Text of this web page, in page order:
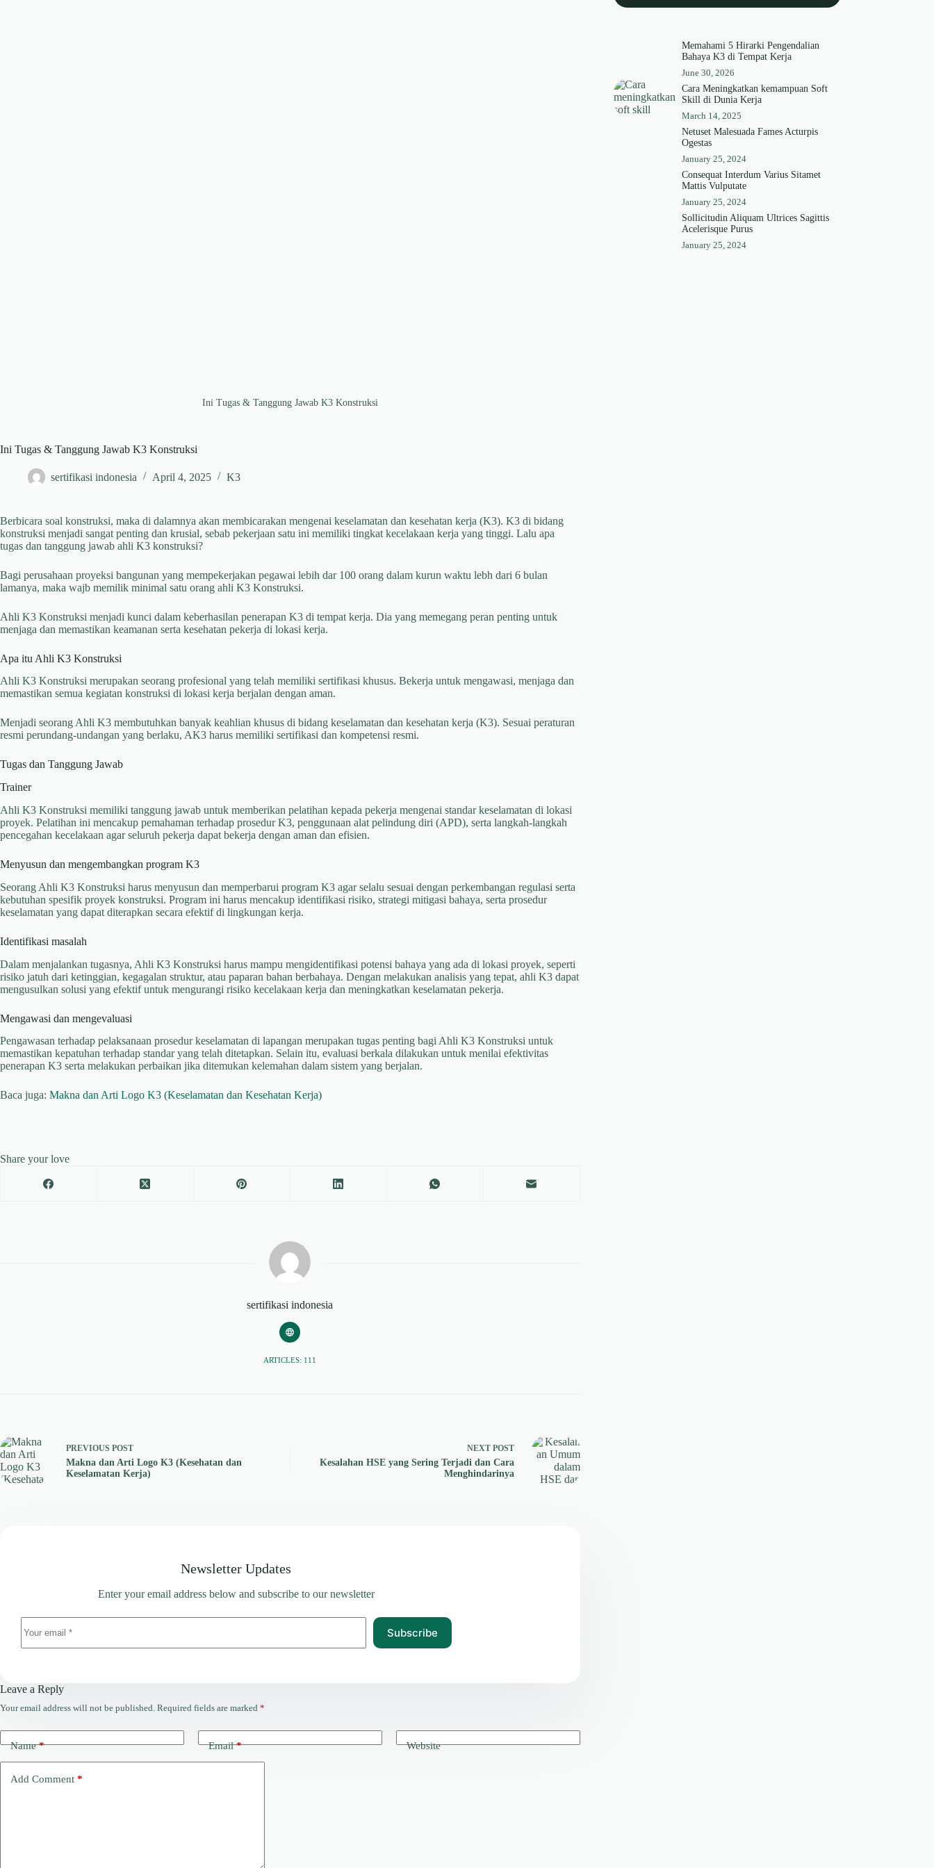
Ini Tugas & Tanggung Jawab K3 Konstruksi
Ini Tugas & Tanggung Jawab K3 Konstruksi
sertifikasi indonesia April 4, 2025 K3
Berbicara soal konstruksi, maka di dalamnya akan membicarakan mengenai keselamatan dan kesehatan kerja (K3). K3 di bidang
konstruksi menjadi sangat penting dan krusial, sebab pekerjaan satu ini memiliki tingkat kecelakaan kerja yang tinggi. Lalu apa
tugas dan tanggung jawab ahli K3 konstruksi?
Bagi perusahaan proyeksi bangunan yang mempekerjakan pegawai lebih dar 100 orang dalam kurun waktu lebh dari 6 bulan
lamanya, maka wajb memilik minimal satu orang ahli K3 Konstruksi.
Ahli K3 Konstruksi menjadi kunci dalam keberhasilan penerapan K3 di tempat kerja. Dia yang memegang peran penting untuk
menjaga dan memastikan keamanan serta kesehatan pekerja di lokasi kerja.
Apa itu Ahli K3 Konstruksi
Ahli K3 Konstruksi merupakan seorang profesional yang telah memiliki sertifikasi khusus. Bekerja untuk mengawasi, menjaga dan
memastikan semua kegiatan konstruksi di lokasi kerja berjalan dengan aman.
Menjadi seorang Ahli K3 membutuhkan banyak keahlian khusus di bidang keselamatan dan kesehatan kerja (K3). Sesuai peraturan
resmi perundang-undangan yang berlaku, AK3 harus memiliki sertifikasi dan kompetensi resmi.
Tugas dan Tanggung Jawab
Trainer
Ahli K3 Konstruksi memiliki tanggung jawab untuk memberikan pelatihan kepada pekerja mengenai standar keselamatan di lokasi
proyek. Pelatihan ini mencakup pemahaman terhadap prosedur K3, penggunaan alat pelindung diri (APD), serta langkah-langkah
pencegahan kecelakaan agar seluruh pekerja dapat bekerja dengan aman dan efisien.
Menyusun dan mengembangkan program K3
Seorang Ahli K3 Konstruksi harus menyusun dan memperbarui program K3 agar selalu sesuai dengan perkembangan regulasi serta
kebutuhan spesifik proyek konstruksi. Program ini harus mencakup identifikasi risiko, strategi mitigasi bahaya, serta prosedur
keselamatan yang dapat diterapkan secara efektif di lingkungan kerja.
Identifikasi masalah
Dalam menjalankan tugasnya, Ahli K3 Konstruksi harus mampu mengidentifikasi potensi bahaya yang ada di lokasi proyek, seperti
risiko jatuh dari ketinggian, kegagalan struktur, atau paparan bahan berbahaya. Dengan melakukan analisis yang tepat, ahli K3 dapat
mengusulkan solusi yang efektif untuk mengurangi risiko kecelakaan kerja dan meningkatkan keselamatan pekerja.
Mengawasi dan mengevaluasi
Pengawasan terhadap pelaksanaan prosedur keselamatan di lapangan merupakan tugas penting bagi Ahli K3 Konstruksi untuk
memastikan kepatuhan terhadap standar yang telah ditetapkan. Selain itu, evaluasi berkala dilakukan untuk menilai efektivitas
penerapan K3 serta melakukan perbaikan jika ditemukan kelemahan dalam sistem yang berjalan.
Baca juga: Makna dan Arti Logo K3 (Keselamatan dan Kesehatan Kerja)
Share your love
sertifikasi indonesia
ARTICLES: 111
PREVIOUS POST
Makna dan Arti Logo K3 (Kesehatan dan
Keselamatan Kerja)
NEXT POST
Kesalahan HSE yang Sering Terjadi dan Cara
Menghindarinya
Newsletter Updates
Enter your email address below and subscribe to our newsletter
Subscribe
Leave a Reply
Your email address will not be published. Required fields are marked *
Name* Email* Website
Add Comment *
Memahami 5 Hirarki Pengendalian
Bahaya K3 di Tempat Kerja
June 30, 2026
Cara Meningkatkan kemampuan Soft
Skill di Dunia Kerja
March 14, 2025
Netuset Malesuada Fames Acturpis
Ogestas
January 25, 2024
Consequat Interdum Varius Sitamet
Mattis Vulputate
January 25, 2024
Sollicitudin Aliquam Ultrices Sagittis
Acelerisque Purus
January 25, 2024